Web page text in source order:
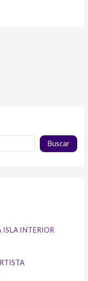
Buscar
ISLA INTERIOR